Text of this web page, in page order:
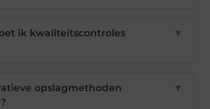
ik kwaliteitscontroles
▼
opslagmethoden
▼